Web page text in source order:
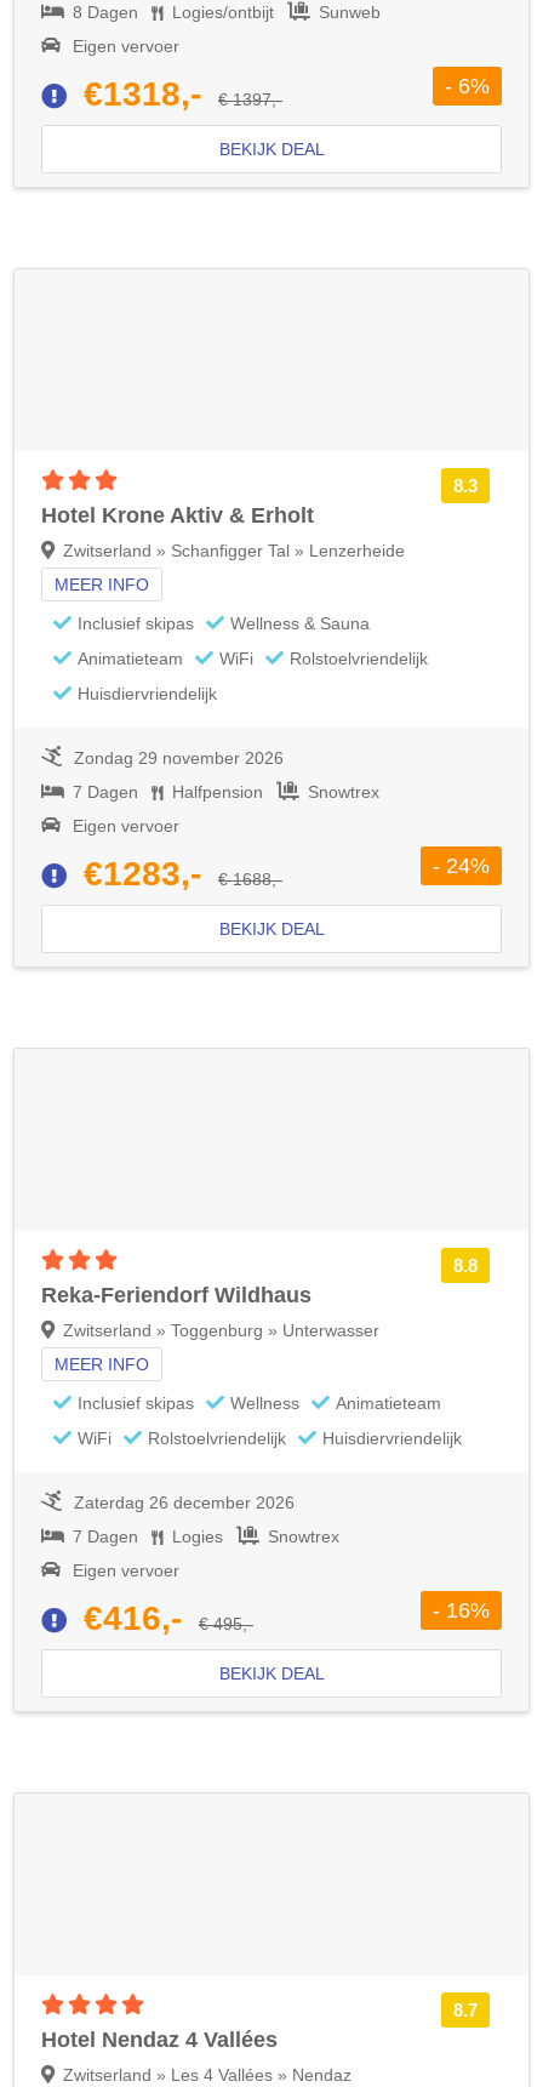
8 Dagen
Logies/ontbijt
Sunweb
Eigen vervoer
€1318,- € 1397,-
- 6%
BEKIJK DEAL
8.3
Hotel Krone Aktiv & Erholt
Zwitserland » Schanfigger Tal » Lenzerheide
MEER INFO
Inclusief skipas
Wellness & Sauna
Animatieteam
WiFi
Rolstoelvriendelijk
Huisdiervriendelijk
Zondag 29 november 2026
7 Dagen
Halfpension
Snowtrex
Eigen vervoer
€1283,- € 1688,-
- 24%
BEKIJK DEAL
8.8
Reka-Feriendorf Wildhaus
Zwitserland » Toggenburg » Unterwasser
MEER INFO
Inclusief skipas
Wellness
Animatieteam
WiFi
Rolstoelvriendelijk Huisdiervriendelijk
Zaterdag 26 december 2026
7 Dagen
Logies
Snowtrex
Eigen vervoer
€416,- € 495,-
- 16%
BEKIJK DEAL
8.7
Hotel Nendaz 4 Vallées
Zwitserland » Les 4 Vallées » Nendaz